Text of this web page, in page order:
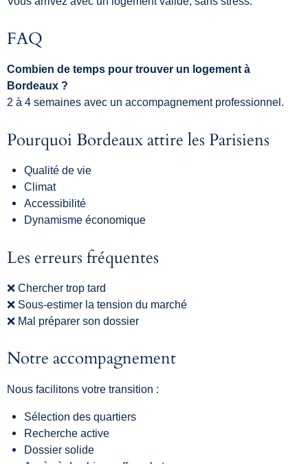
FAQ
Combien de temps pour trouver un logement à
Bordeaux ?
2 à 4 semaines avec un accompagnement professionnel.
Pourquoi Bordeaux attire les Parisiens
Qualité de vie
Climat
Accessibilité
Dynamisme économique
Les erreurs fréquentes
❌ Chercher trop tard
❌ Sous-estimer la tension du marché
❌ Mal préparer son dossier
Notre accompagnement
Nous facilitons votre transition :
Sélection des quartiers
Recherche active
Dossier solide